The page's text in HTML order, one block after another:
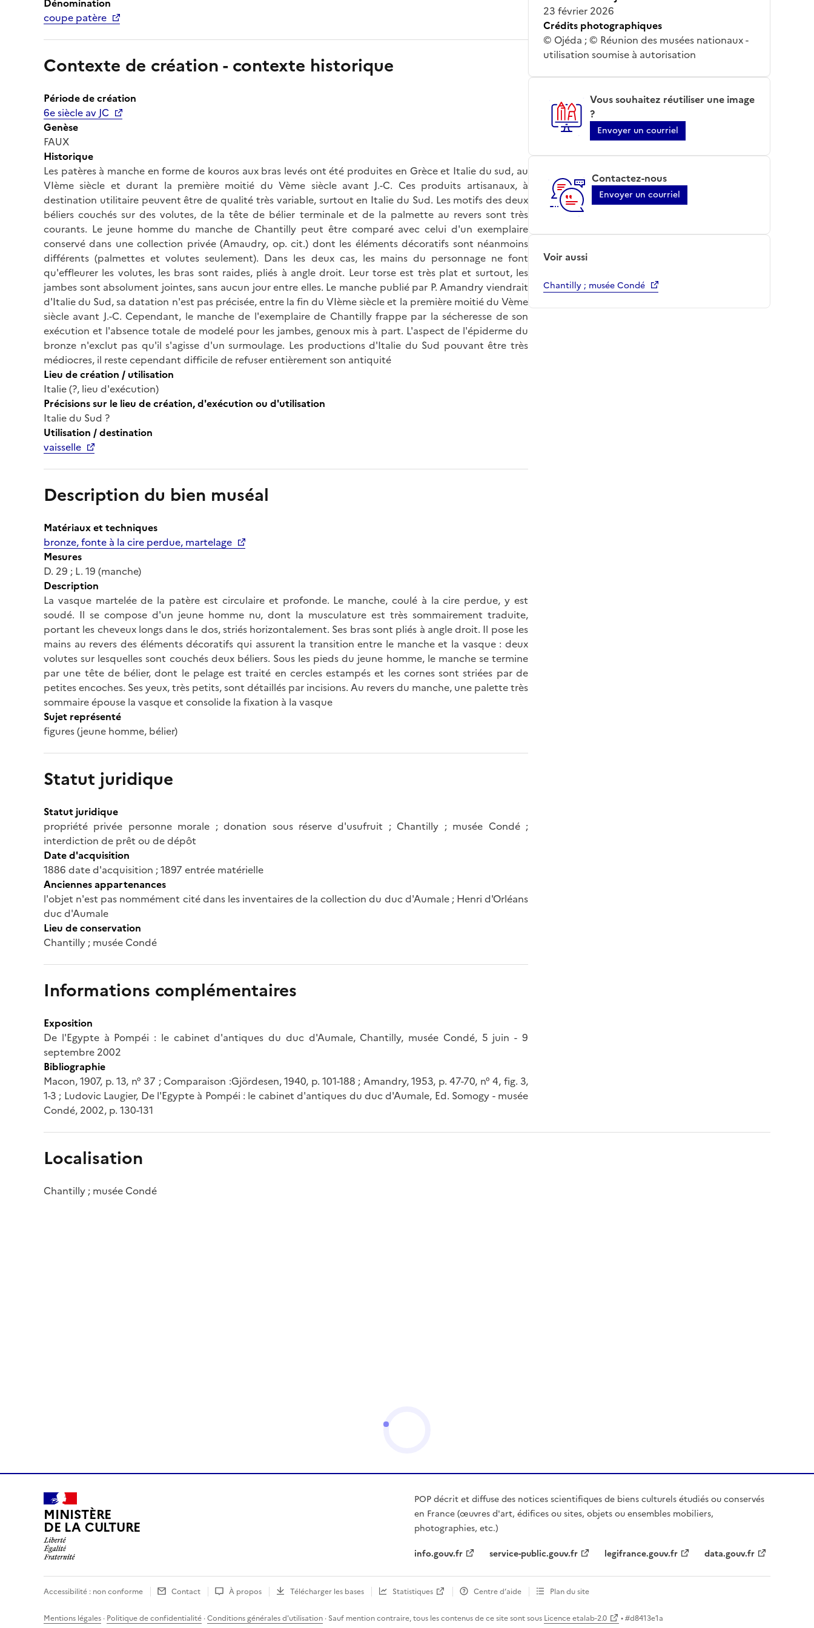
coupe patère
Contexte de création - contexte historique
Période de création
6e siècle av JC
Genèse
FAUX
Historique
Les patères à manche en forme de kouros aux bras levés ont été produites en Grèce et Italie du sud, au
VIème siècle et durant la première moitié du Vème siècle avant J.-C. Ces produits artisanaux, à
destination utilitaire peuvent être de qualité très variable, surtout en Italie du Sud. Les motifs des deux
béliers couchés sur des volutes, de la tête de bélier terminale et de la palmette au revers sont très
courants. Le jeune homme du manche de Chantilly peut être comparé avec celui d'un exemplaire
conservé dans une collection privée (Amaudry, op. cit.) dont les éléments décoratifs sont néanmoins
différents (palmettes et volutes seulement). Dans les deux cas, les mains du personnage ne font
qu'effleurer les volutes, les bras sont raides, pliés à angle droit. Leur torse est très plat et surtout, les
jambes sont absolument jointes, sans aucun jour entre elles. Le manche publié par P. Amandry viendrait
d'Italie du Sud, sa datation n'est pas précisée, entre la fin du VIème siècle et la première moitié du Vème
siècle avant J.-C. Cependant, le manche de l'exemplaire de Chantilly frappe par la sécheresse de son
exécution et l'absence totale de modelé pour les jambes, genoux mis à part. L'aspect de l'épiderme du
bronze n'exclut pas qu'il s'agisse d'un surmoulage. Les productions d'Italie du Sud pouvant être très
médiocres, il reste cependant difficile de refuser entièrement son antiquité
Lieu de création / utilisation
Italie (?, lieu d'exécution)
Précisions sur le lieu de création, d'exécution ou d'utilisation
Italie du Sud ?
Utilisation / destination
vaisselle
Description du bien muséal
Matériaux et techniques
bronze, fonte à la cire perdue, martelage
Mesures
D. 29 ; L. 19 (manche)
Description
La vasque martelée de la patère est circulaire et profonde. Le manche, coulé à la cire perdue, y est
soudé. Il se compose d'un jeune homme nu, dont la musculature est très sommairement traduite,
portant les cheveux longs dans le dos, striés horizontalement. Ses bras sont pliés à angle droit. Il pose les
mains au revers des éléments décoratifs qui assurent la transition entre le manche et la vasque : deux
volutes sur lesquelles sont couchés deux béliers. Sous les pieds du jeune homme, le manche se termine
par une tête de bélier, dont le pelage est traité en cercles estampés et les cornes sont striées par de
petites encoches. Ses yeux, très petits, sont détaillés par incisions. Au revers du manche, une palette très
sommaire épouse la vasque et consolide la fixation à la vasque
Sujet représenté
figures (jeune homme, bélier)
Statut juridique
Statut juridique
propriété privée personne morale ; donation sous réserve d'usufruit ; Chantilly ; musée Condé ;
interdiction de prêt ou de dépôt
Date d'acquisition
1886 date d'acquisition ; 1897 entrée matérielle
Anciennes appartenances
l'objet n'est pas nommément cité dans les inventaires de la collection du duc d'Aumale ; Henri d'Orléans
duc d'Aumale
Lieu de conservation
Chantilly ; musée Condé
Informations complémentaires
Exposition
De l'Egypte à Pompéi : le cabinet d'antiques du duc d'Aumale, Chantilly, musée Condé, 5 juin - 9
septembre 2002
Bibliographie
Macon, 1907, p. 13, n° 37 ; Comparaison :Gjördesen, 1940, p. 101-188 ; Amandry, 1953, p. 47-70, n° 4, fig. 3,
1-3 ; Ludovic Laugier, De l'Egypte à Pompéi : le cabinet d'antiques du duc d'Aumale, Ed. Somogy - musée
Condé, 2002, p. 130-131
23 février 2026
Crédits photographiques
© Ojéda ; © Réunion des musées nationaux -
utilisation soumise à autorisation
Vous souhaitez réutiliser une image
?
Envoyer un courriel
Contactez-nous
Envoyer un courriel
Voir aussi
Chantilly ; musée Condé
Localisation
Chantilly ; musée Condé
MINISTÈRE
DE LA CULTURE
POP décrit et diffuse des notices scientifiques de biens culturels étudiés ou conservés
en France (œuvres d'art, édifices ou sites, objets ou ensembles mobiliers,
photographies, etc.)
info.gouv.fr
service-public.gouv.fr legifrance.gouv.fr data.gouv.fr
Accessibilité : non conforme Contact À propos Télécharger les bases Statistiques Centre d’aide Plan du site
Mentions légales · Politique de confidentialité ·Conditions générales d'utilisation · Sauf mention contraire, tous les contenus de ce site sont sous Licence etalab-2.0 • #d8413e1a